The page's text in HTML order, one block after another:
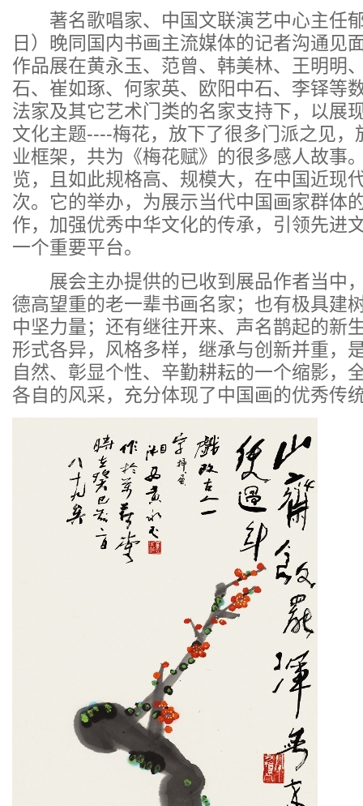
著名歌唱家、中国文联演艺中心主任
日）晚同国内书画主流媒体的记者沟通见
作品展在黄永玉、范曾、韩美林、王明明
石、崔如琢、何家英、欧阳中石、李铎等
法家及其它艺术门类的名家支持下，以展
文化主题----梅花，放下了很多门派之见，
业框架，共为《梅花赋》的很多感人故事
览，且如此规格高、规模大，在中国近现
次。它的举办，为展示当代中国画家群体
作，加强优秀中华文化的传承，引领先进
一个重要平台。
展会主办提供的已收到展品作者当中
德高望重的老一辈书画名家；也有极具建
中坚力量；还有继往开来、声名鹊起的新
形式各异，风格多样，继承与创新并重，
自然、彰显个性、辛勤耕耘的一个缩影，
各自的风采，充分体现了中国画的优秀传